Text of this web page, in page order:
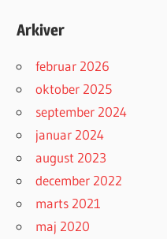
Arkiver
februar 2026
oktober 2025
september 2024
januar 2024
august 2023
december 2022
marts 2021
maj 2020